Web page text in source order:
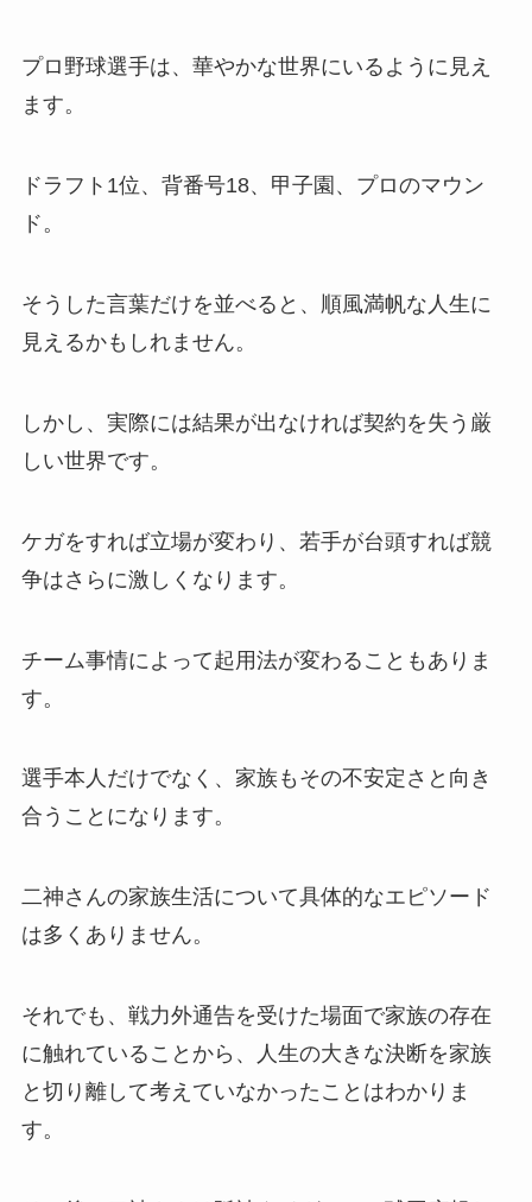
プロ野球選手は、華やかな世界にいるように見え
ます。
ドラフト1位、背番号18、甲子園、プロのマウン
ド。
そうした言葉だけを並べると、順風満帆な人生に
見えるかもしれません。
しかし、実際には結果が出なければ契約を失う厳
しい世界です。
ケガをすれば立場が変わり、若手が台頭すれば競
争はさらに激しくなります。
チーム事情によって起用法が変わることもありま
す。
選手本人だけでなく、家族もその不安定さと向き
合うことになります。
二神さんの家族生活について具体的なエピソード
は多くありません。
それでも、戦力外通告を受けた場面で家族の存在
に触れていることから、人生の大きな決断を家族
と切り離して考えていなかったことはわかりま
す。